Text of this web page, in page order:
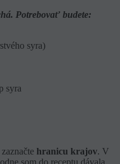
Potrebovať budete:
syra)
syra
hranicu krajov. V
som do receptu dávala